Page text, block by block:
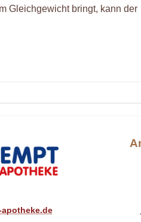
Gleichgewicht bringt, kann der
apotheke.de